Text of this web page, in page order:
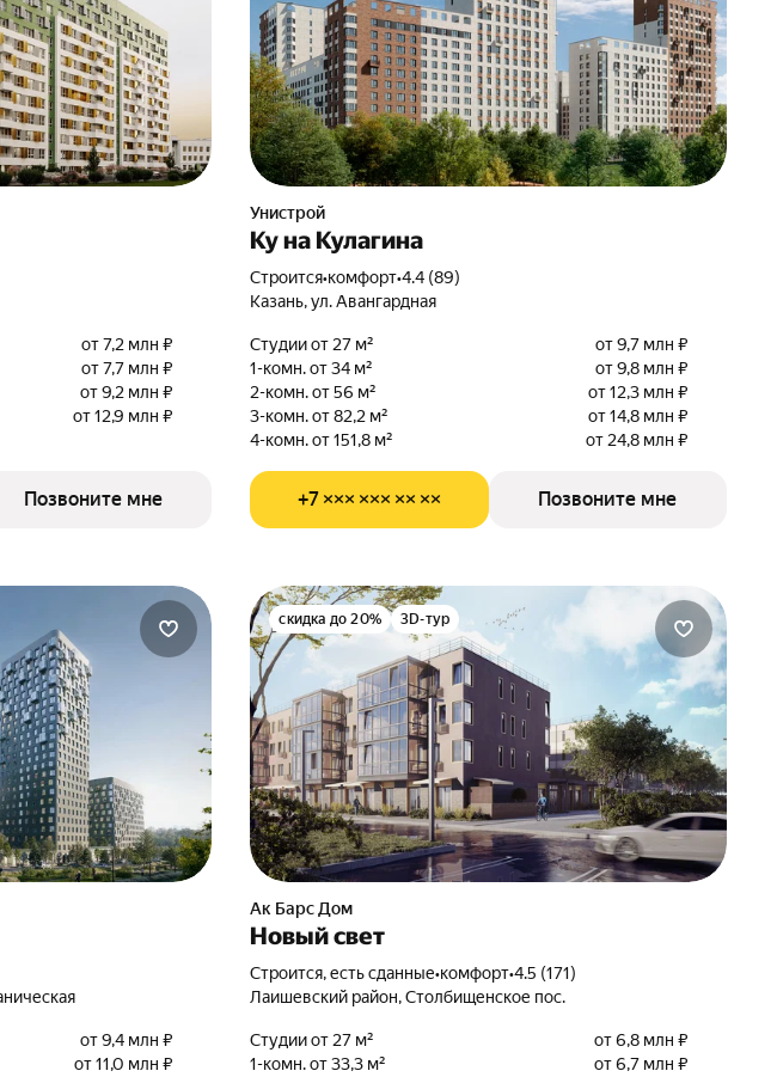
от 7,2 млн ₽
от 7,7 млн ₽
от 9,2 млн ₽
от 12,9 млн ₽
Позвоните мне
Унистрой
Ку на Кулагина
Строится•комфорт•4.4 (89)
Казань, ул. Авангардная
Студии от 27 м²
от 9,7 млн ₽
1-комн. от 34 м²
от 9,8 млн ₽
2-комн. от 56 м²
от 12,3 млн ₽
3-комн. от 82,2 м²
от 14,8 млн ₽
4-комн. от 151,8 м²
от 24,8 млн ₽
+7 ××× ××× ×× ×× Позвоните мне
от 9,4 млн ₽
от 11,0 млн ₽
скидка до 20% 3D-тур
Ак Барс Дом
Новый свет
Строится, есть сданные•комфорт•4.5 (171)
Лаишевский район, Столбищенское пос.
Студии от 27 м²
от 6,8 млн ₽
1-комн. от 33,3 м²
от 6,7 млн ₽